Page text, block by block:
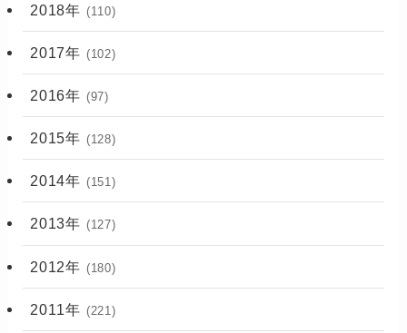
2018年 (110)
2017年 (102)
2016年 (97)
2015年 (128)
2014年 (151)
2013年 (127)
2012年 (180)
2011年 (221)